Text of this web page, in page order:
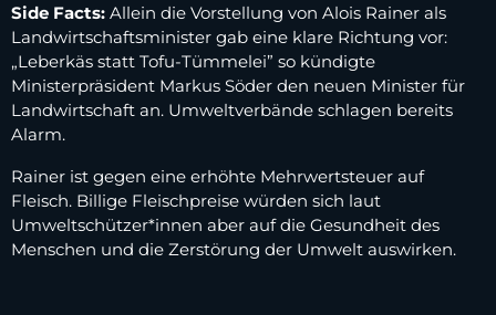
Side Facts: Allein die Vorstellung von Alois Rainer als
Landwirtschaftsminister gab eine klare Richtung vor:
„Leberkäs statt Tofu-Tümmelei” so kündigte
Ministerpräsident Markus Söder den neuen Minister für
Landwirtschaft an. Umweltverbände schlagen bereits
Alarm.
Rainer ist gegen eine erhöhte Mehrwertsteuer auf
Fleisch. Billige Fleischpreise würden sich laut
Umweltschützer*innen aber auf die Gesundheit des
Menschen und die Zerstörung der Umwelt auswirken.